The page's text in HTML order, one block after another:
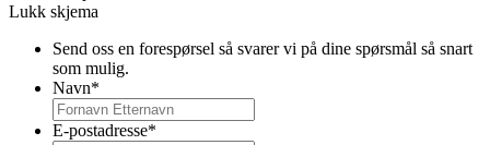
Lukk skjema
Send oss en forespørsel så svarer vi på dine spørsmål så snart
som mulig.
Navn*
E-postadresse*